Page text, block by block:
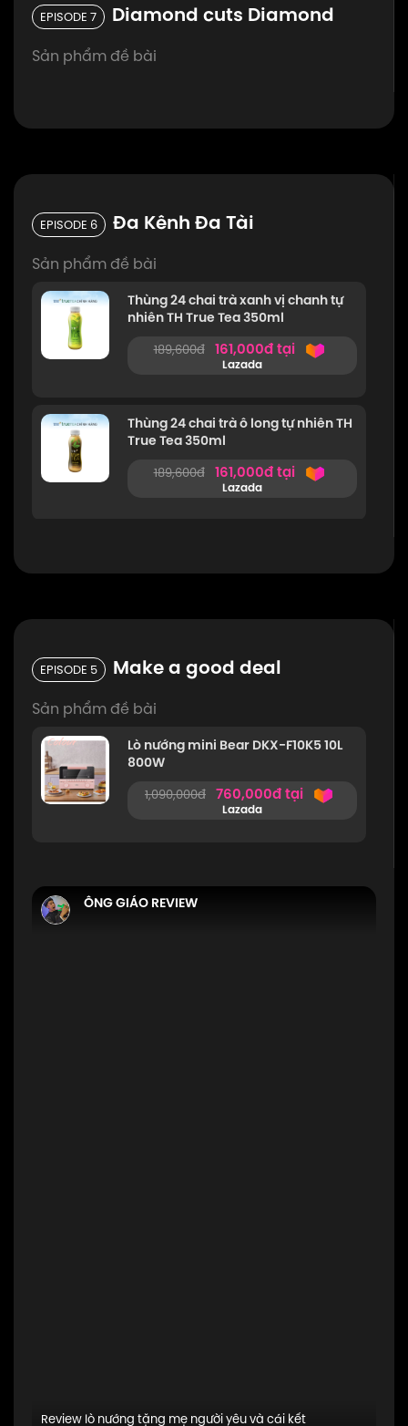
EPISODE 7 Diamond cuts Diamond
Sản phẩm đề bài
EPISODE 6 Đa Kênh Đa Tài
Sản phẩm đề bài
Thùng 24 chai trà xanh vị chanh tự
nhiên TH True Tea 350ml
189,600đ 161,000đ tại
Lazada
Thùng 24 chai trà ô long tự nhiên TH
True Tea 350ml
189,600đ 161,000đ tại
Lazada
Cấp từ Tinh dầu Thiên nhiên và Sáp
338,000đ 167,000đ tại
EPISODE 5 Make a good deal
Sản phẩm đề bài
Lò nướng mini Bear DKX-F10K5 10L
800W
1,090,000đ 760,000đ tại
Lazada
ÔNG GIÁO REVIEW
Review lò nướng tặng mẹ người yêu và cái kết